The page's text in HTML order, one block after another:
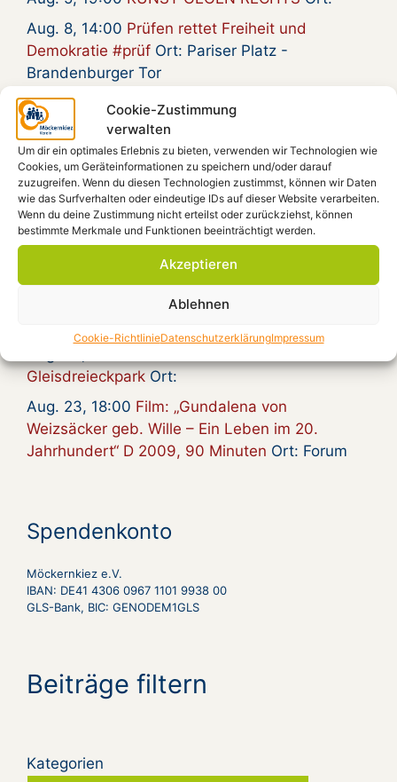
Cookie-Zustimmung
verwalten
Um dir ein optimales Erlebnis zu bieten, verwenden wir Technologien wie
Cookies, um Geräteinformationen zu speichern und/oder darauf
zuzugreifen. Wenn du diesen Technologien zustimmst, können wir Daten
wie das Surfverhalten oder eindeutige IDs auf dieser Website verarbeiten.
Wenn du deine Zustimmung nicht erteilst oder zurückziehst, können
bestimmte Merkmale und Funktionen beeinträchtigt werden.
Akzeptieren
Ablehnen
Cookie-RichtlinieDatenschutzerklärungImpressum
Aug. 8, 14:00 Prüfen rettet Freiheit und
Demokratie #prüf Ort: Pariser Platz -
Brandenburger Tor
Aug. 8, 19:00 Vernissage: Künstler-Innen aus
Bad Harzburg stellen aus
Beratungsraum
Aug. 16, 16:00Country and Blues von Pat
Carter und Enrico FranceseOrt: Kiezplatz
Aug. 20, 15:00Gymmick singt Rio Reiser, an
seinem GrabOrt:
Reiser – Gymmick auf dem Kiezplatz
Gleisdreieckpark Ort:
Aug. 23, 18:00 Film: „Gundalena von
Weizsäcker geb. Wille – Ein Leben im 20.
Jahrhundert“ D 2009, 90 Minuten Ort: Forum
Spendenkonto
Möckernkiez e.V.
IBAN: DE41 4306 0967 1101 9938 00
GLS-Bank, BIC: GENODEM1GLS
Beiträge filtern
Kategorien